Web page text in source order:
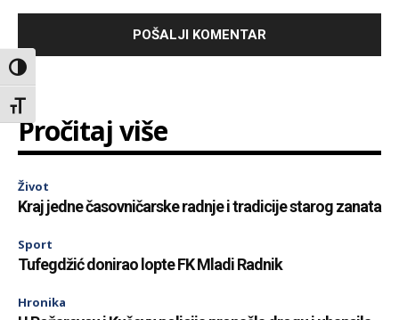
Toggle High Contrast
Toggle Font size
Pročitaj više
Život
Kraj jedne časovničarske radnje i tradicije starog zanata
Sport
Tufegdžić donirao lopte FK Mladi Radnik
Hronika